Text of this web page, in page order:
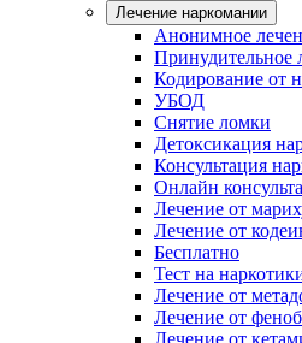
Лечение наркомании
Анонимное
Принудительное
Кодирование от
УБОД
Снятие ломки
Детоксикация
Консультация
Онлайн
Лечение от
Лечение от
Бесплатно
Тест на
Лечение от
Лечение от
Лечение от